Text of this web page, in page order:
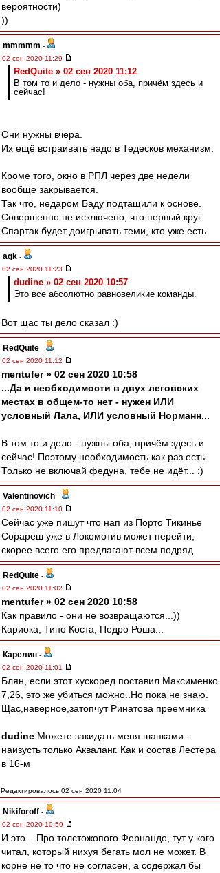
вероятности)
))
mmmmm -
02 сен 2020 11:29
RedQuite » 02 сен 2020 11:12
В том то и дело - нужны оба, причём здесь и
сейчас!
Они нужны вчера.
Их ещё встраивать надо в Тедесков механизм.
Кроме того, окно в РПЛ через две недели
вообще закрывается.
Так что, недаром Баду подтащили к основе.
Совершенно не исключено, что первый круг
Спартак будет доигрывать теми, кто уже есть.
agk -
02 сен 2020 11:23
dudine » 02 сен 2020 10:57
Это всё абсолютно равновеликие команды.
Вот щас ты дело сказал :)
RedQuite -
02 сен 2020 11:12
mentufer » 02 сен 2020 10:58
...Да и необходимости в двух леговских
местах в общем-то нет - нужен ИЛИ
условный Лала, ИЛИ условный Норманн...
В том то и дело - нужны оба, причём здесь и
сейчас! Поэтому необходимость как раз есть.
Только не включай федуна, тебе не идёт... :)
Valentinovich -
02 сен 2020 11:10
Сейчас уже пишут что нап из Порто Тикинье
Сорареш уже в Локомотив может перейти,
скорее всего его предлагают всем подряд
RedQuite -
02 сен 2020 11:02
mentufer » 02 сен 2020 10:58
Как правило - они не возвращаются...))
Кариока, Тино Коста, Педро Роша...
Карелин -
02 сен 2020 11:01
Блян, если этот хускоред поставил Максименко
7,26, это же убиться можно..Но пока не знаю.
Щас,наверное,затопчут Ринатова преемника
dudine Можете закидать меня шапками -
наизусть только Акваланг. Как и состав Лестера
в 16-м
Редактировалось 02 сен 2020 11:04
Nikiforoff -
02 сен 2020 10:59
И это... Про толстожопого Фернандо, тут у кого
читал, который нихуя бегать мол не может. В
корне не то что не согласен, а содержал бы